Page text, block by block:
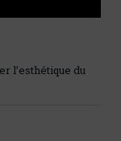
l’esthétique du